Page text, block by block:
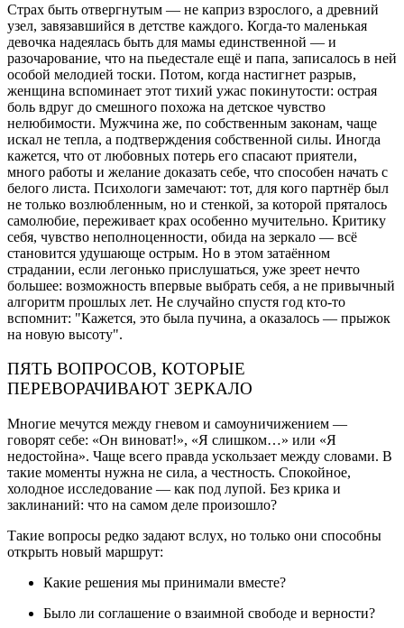
Страх быть отвергнутым — не каприз взрослого, а древний
узел, завязавшийся в детстве каждого. Когда-то маленькая
девочка надеялась быть для мамы единственной — и
разочарование, что на пьедестале ещё и папа, записалось в ней
особой мелодией тоски. Потом, когда настигнет разрыв,
женщина вспоминает этот тихий ужас покинутости: острая
боль вдруг до смешного похожа на детское чувство
нелюбимости. Мужчина же, по собственным законам, чаще
искал не тепла, а подтверждения собственной силы. Иногда
кажется, что от любовных потерь его спасают приятели,
много работы и желание доказать себе, что способен начать с
белого листа. Психологи замечают: тот, для кого партнёр был
не только возлюбленным, но и стенкой, за которой пряталось
самолюбие, переживает крах особенно мучительно. Критику
себя, чувство неполноценности, обида на зеркало — всё
становится удушающе острым. Но в этом затаённом
страдании, если легонько прислушаться, уже зреет нечто
большее: возможность впервые выбрать себя, а не привычный
алгоритм прошлых лет. Не случайно спустя год кто-то
вспомнит: "Кажется, это была пучина, а оказалось — прыжок
на новую высоту".
ПЯТЬ ВОПРОСОВ, КОТОРЫЕ
ПЕРЕВОРАЧИВАЮТ ЗЕРКАЛО
Многие мечутся между гневом и самоуничижением —
говорят себе: «Он виноват!», «Я слишком…» или «Я
недостойна». Чаще всего правда ускользает между словами. В
такие моменты нужна не сила, а честность. Спокойное,
холодное исследование — как под лупой. Без крика и
заклинаний: что на самом деле произошло?
Такие вопросы редко задают вслух, но только они способны
открыть новый маршрут:
Какие решения мы принимали вместе?
Было ли соглашение о взаимной свободе и верности?